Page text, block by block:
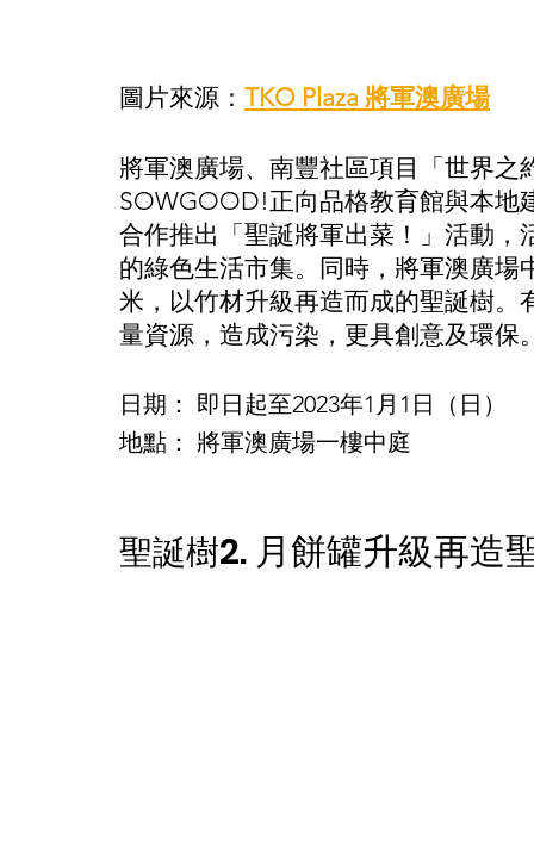
圖片來源： TKO Plaza 將軍澳廣場
將軍澳廣場、南豐社區項目「世界
SOWGOOD!正向品格教育館與本地
合作推出「聖誕將軍出菜！」活動，
的綠色生活市集。同時，將軍澳廣
米，以竹材升級再造而成的聖誕樹
量資源，造成污染，更具創意及環保
日期： 即日起至2023年1月1日（日）
地點： 將軍澳廣場一樓中庭
聖誕樹2. 月餅罐升級再造